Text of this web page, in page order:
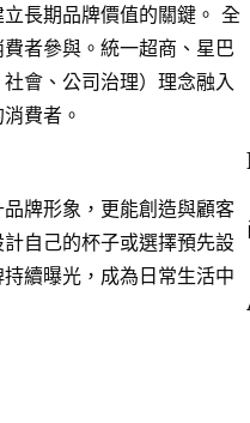
長期品牌價值的關鍵。 全
者參與。統一超商、星巴
會、公司治理）理念融入
費者。
牌形象，更能創造與顧客
自己的杯子或選擇預先設
續曝光，成為日常生活中